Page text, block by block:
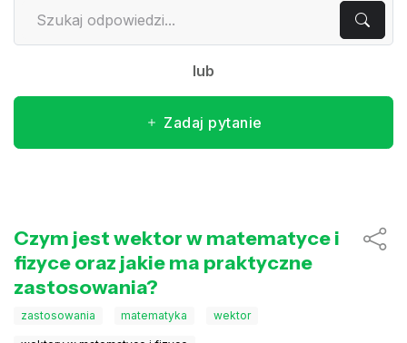
lub
Zadaj pytanie
Czym jest wektor w matematyce i
fizyce oraz jakie ma praktyczne
zastosowania?
zastosowania matematyka wektor